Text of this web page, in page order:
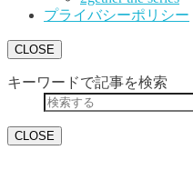
プライバシーポリシー
CLOSE
キーワードで記事を検索
CLOSE